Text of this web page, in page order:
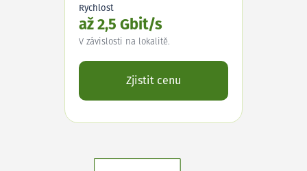
Rychlost
až 2,5 Gbit/s
V závislosti na lokalitě.
Zjistit cenu